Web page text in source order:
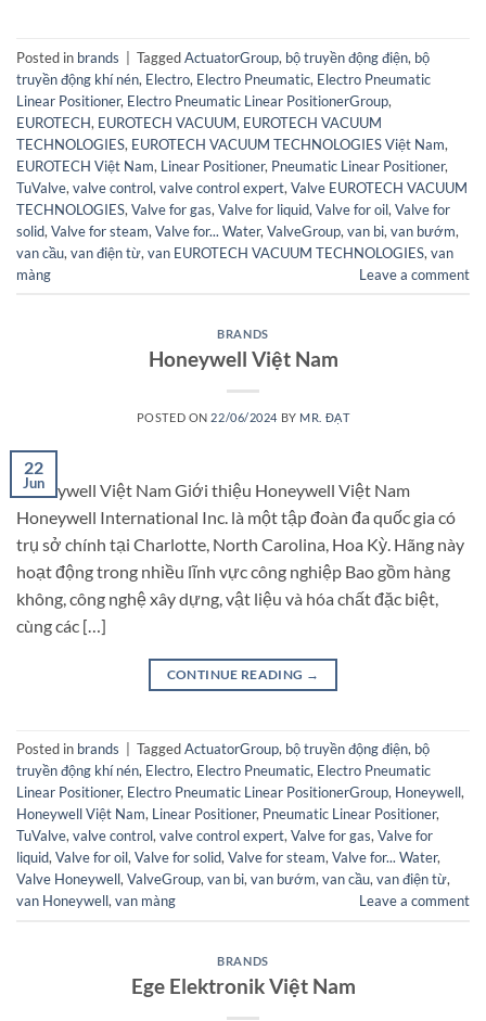
Posted in brands TaggedActuatorGroup, bộ truyền động điện, bộ
truyền động khí nén, Electro, Electro Pneumatic, Electro Pneumatic
Linear Positioner, Electro Pneumatic Linear PositionerGroup,
EUROTECH, EUROTECH VACUUM, EUROTECH VACUUM
TECHNOLOGIES, EUROTECH VACUUM TECHNOLOGIES Việt Nam,
EUROTECH Việt Nam, Linear Positioner, Pneumatic Linear Positioner,
TuValve, valve control, valve control expert, Valve EUROTECH VACUUM
TECHNOLOGIES, Valve for gas, Valve for liquid, Valve for oil, Valve for
solid, Valve for steam, Valve for... Water, ValveGroup, van bi, van bướm,
van cầu, van điện từ, van EUROTECH VACUUM TECHNOLOGIES, van
màng
Leave a comment
BRANDS
Honeywell Việt Nam
POSTED ON 22/06/2024 BY MR. ĐẠT
22
Jun
Honeywell Việt Nam Giới thiệu Honeywell Việt Nam
Honeywell International Inc. là một tập đoàn đa quốc gia có
trụ sở chính tại Charlotte, North Carolina, Hoa Kỳ. Hãng này
hoạt động trong nhiều lĩnh vực công nghiệp Bao gồm hàng
không, công nghệ xây dựng, vật liệu và hóa chất đặc biệt,
cùng các […]
CONTINUE READING →
Posted in brands TaggedActuatorGroup, bộ truyền động điện, bộ
truyền động khí nén, Electro, Electro Pneumatic, Electro Pneumatic
Linear Positioner, Electro Pneumatic Linear PositionerGroup, Honeywell,
Honeywell Việt Nam, Linear Positioner, Pneumatic Linear Positioner,
TuValve,valve control,valve control expert,Valve for gas,Valve for
liquid,Valve for oil,Valve for solid,Valve for steam,Valve for... Water,
Valve Honeywell,ValveGroup,van bi,van bướm,van cầu,van điện từ,
van Honeywell,van màng Leave a comment
BRANDS
Ege Elektronik Việt Nam